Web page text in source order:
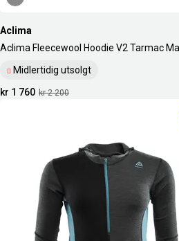
Aclima
Aclima Fleecewool Hoodie V2 Tarmac
Midlertidig utsolgt
kr 2 200
kr 1 760